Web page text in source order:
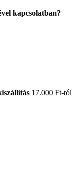
kapcsolatban?
17.000 Ft-tól